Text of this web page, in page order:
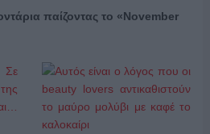
παίζοντας το «November